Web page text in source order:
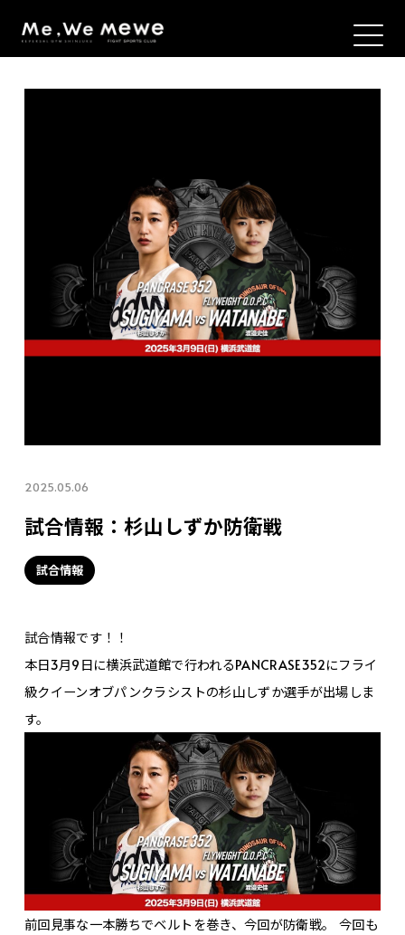
2025.05.06
試合情報：杉山しずか防衛戦
試合情報
試合情報です！！
本日3月9日に横浜武道館で行われるPANCRASE352にフライ
級クイーンオブパンクラシストの杉山しずか選手が出場しま
す。
前回見事な一本勝ちでベルトを巻き、今回が防衛戦。 今回も